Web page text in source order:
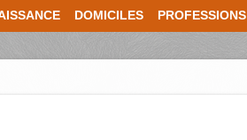
DOMICILES PROFESSIONS